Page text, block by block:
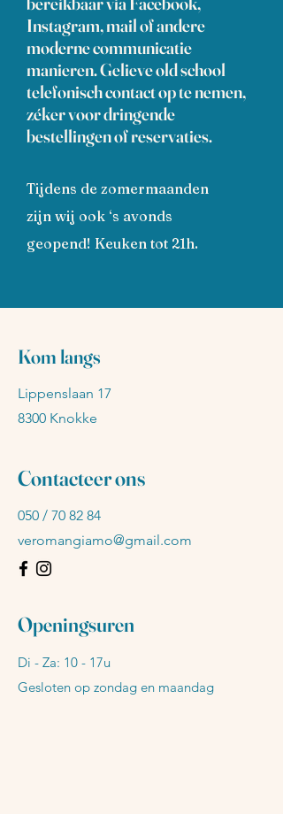
Instagram, mail of andere
moderne communicatie
manieren. Gelieve old school
telefonisch contact op te nemen,
zéker voor dringende
bestellingen of reservaties.
Tijdens de zomermaanden
zijn wij ook ‘s avonds
geopend! Keuken tot 21h.
Kom langs
Lippenslaan 17
8300 Knokke
Contacteer ons
050 / 70 82 84
veromangiamo@gmail.com
Openingsuren
Di - Za: 10 - 17u
Gesloten op zondag en maandag